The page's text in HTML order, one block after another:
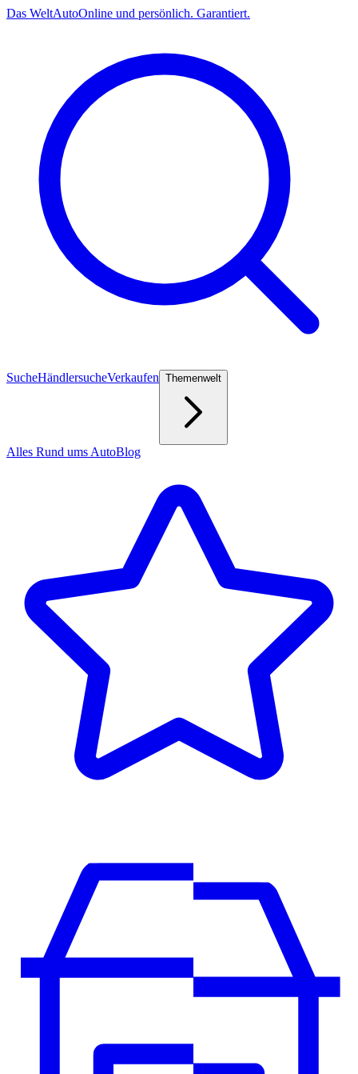
Das WeltAutoOnline und persönlich. Garantiert.
SucheHändlersucheVerkaufen Themenwelt
Alles Rund ums AutoBlog